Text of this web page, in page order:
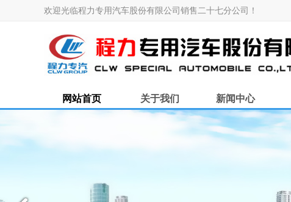
欢迎光临程力专用汽车股份有限公司销售二十七分公司！
网站首页 关于我们 新闻中心